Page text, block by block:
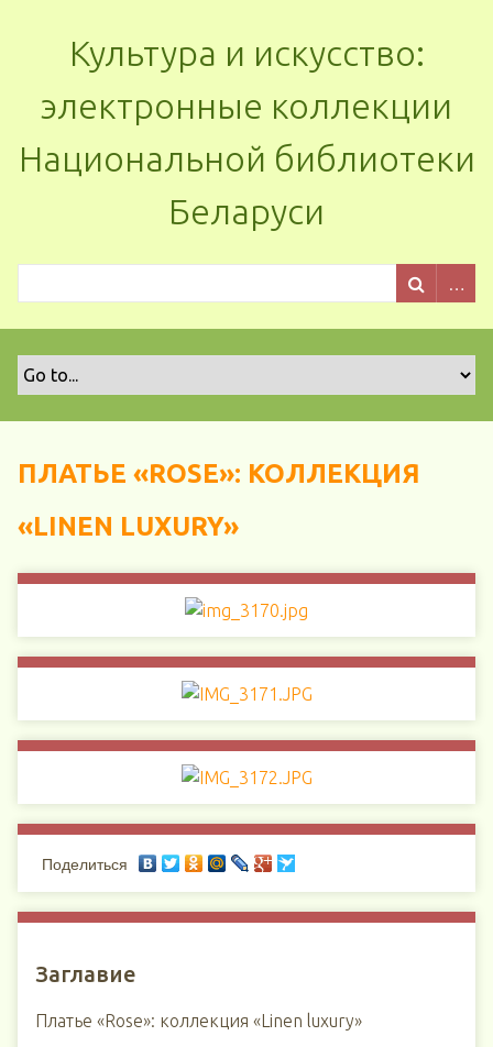
Культура и искусство:
электронные коллекции
Национальной библиотеки
Беларуси
ПЛАТЬЕ «ROSE»: КОЛЛЕКЦИЯ
«LINEN LUXURY»
Поделиться
Заглавие
Платье «Rose»: коллекция «Linen luxury»